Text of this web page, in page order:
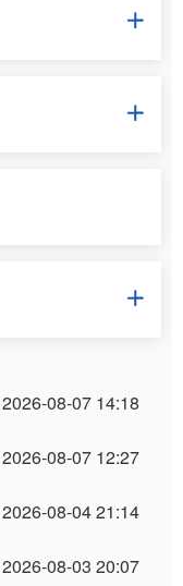



2026-08-07 14:18
2026-08-07 12:27
2026-08-04 21:14
2026-08-03 20:07